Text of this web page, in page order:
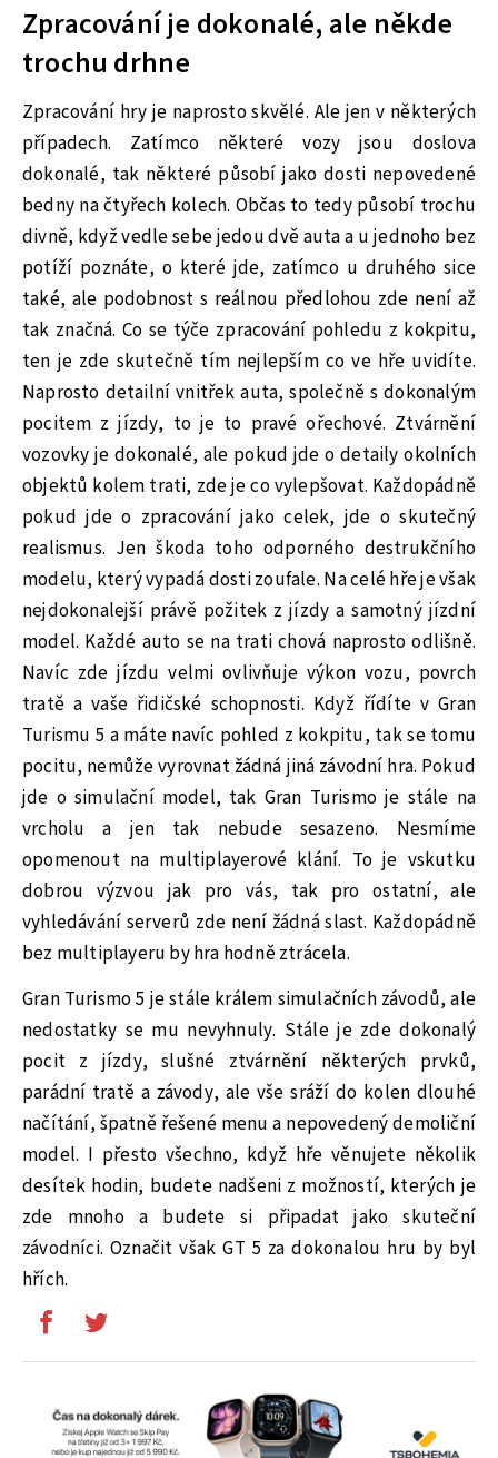
Zpracování je dokonalé, ale někde
trochu drhne
Zpracování hry je naprosto skvělé. Ale jen v některých
případech. Zatímco některé vozy jsou doslova
dokonalé, tak některé působí jako dosti nepovedené
bedny na čtyřech kolech. Občas to tedy působí trochu
divně, když vedle sebe jedou dvě auta a u jednoho bez
potíží poznáte, o které jde, zatímco u druhého sice
také, ale podobnost s reálnou předlohou zde není až
tak značná. Co se týče zpracování pohledu z kokpitu,
ten je zde skutečně tím nejlepším co ve hře uvidíte.
Naprosto detailní vnitřek auta, společně s dokonalým
pocitem z jízdy, to je to pravé ořechové. Ztvárnění
vozovky je dokonalé, ale pokud jde o detaily okolních
objektů kolem trati, zde je co vylepšovat. Každopádně
pokud jde o zpracování jako celek, jde o skutečný
realismus. Jen škoda toho odporného destrukčního
modelu, který vypadá dosti zoufale. Na celé hře je však
nejdokonalejší právě požitek z jízdy a samotný jízdní
model. Každé auto se na trati chová naprosto odlišně.
Navíc zde jízdu velmi ovlivňuje výkon vozu, povrch
tratě a vaše řidičské schopnosti. Když řídíte v Gran
Turismu 5 a máte navíc pohled z kokpitu, tak se tomu
pocitu, nemůže vyrovnat žádná jiná závodní hra. Pokud
jde o simulační model, tak Gran Turismo je stále na
vrcholu a jen tak nebude sesazeno. Nesmíme
opomenout na multiplayerové klání. To je vskutku
dobrou výzvou jak pro vás, tak pro ostatní, ale
vyhledávání serverů zde není žádná slast. Každopádně
bez multiplayeru by hra hodně ztrácela.
Gran Turismo 5 je stále králem simulačních závodů, ale
nedostatky se mu nevyhnuly. Stále je zde dokonalý
pocit z jízdy, slušné ztvárnění některých prvků,
parádní tratě a závody, ale vše sráží do kolen dlouhé
načítání, špatně řešené menu a nepovedený demoliční
model. I přesto všechno, když hře věnujete několik
desítek hodin, budete nadšeni z možností, kterých je
zde mnoho a budete si připadat jako skuteční
závodníci. Označit však GT 5 za dokonalou hru by byl
hřích.